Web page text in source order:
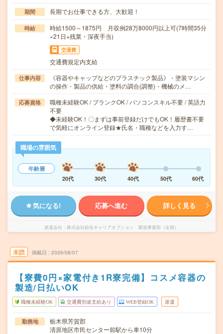
期間 長期でお仕事できる方、大歓迎！
時給
時給1500～1875円 月収例28万8000円以上可(7時間35分
×21日+残業・深夜手当)
交通費
交通費規定内支給
仕事内容
《容器やキャップなどのプラスチック製品》・塗装マシン
の操作・製品の供給・塗料の調合(調整)・機械のメ…
応募資格
職種未経験OK / ブランクOK / パソコンスキル不要 / 英語力
不要
◆未経験OK！〇まずは事前登録だけでもOK！履歴書不要
で気軽にオンライン登録★氏名・職種などを入力す…
職場の雰囲気
年齢層
20代
30代 40代 50代 60代
気になる! 応募へ進む 詳しく見る
派遣会社 株式会社綜合キャリアオプション 製造事業部（全国）
未読 掲載日 2026/08/07
【寮費0円×家電付き1R寮完備】コスメ容器の
製造/日払いOK
職種未経験OK 交通費別途支給あり WEB登録OK 派遣
勤務地
栃木県芳賀郡
清原地区市民センター前駅から車10分